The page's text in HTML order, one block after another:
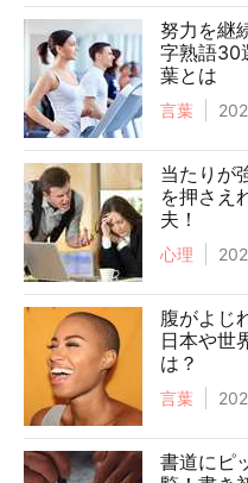
努力を継
字熟語30
葉とは
言葉
当たりが
を押さえ
夫！
心理
腹がよじ
日本や世
は？
言葉
書道にピ